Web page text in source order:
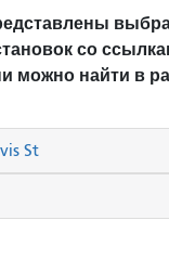
со
можно найти в
St